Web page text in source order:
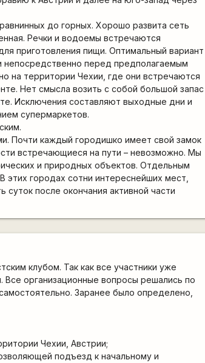
до горных. Хорошо развита сеть
Речки и водоемы встречаются
приготовления пищи. Оптимальный вариант
непосредственно перед предполагаемым
на территории Чехии, где они встречаются
Нет смысла возить с собой большой запас
Исключения составляют выходные дни и
супермаркетов.
Почти каждый городишко имеет свой замок
встречающиеся на пути – невозможно. Мы
и природных объектов. Отдельным
городах сотни интереснейших мест,
после окончания активной части
клубом. Так как все участники уже
организационные вопросы решались по
Заранее было определено,
Чехии, Австрии;
подъезд к начальному и